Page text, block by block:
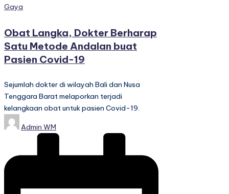
Posted
Gaya
Obat Langka, Dokter Berharap
Satu Metode Andalan buat
Pasien Covid-19
Sejumlah dokter di wilayah Bali dan Nusa
Tenggara Barat melaporkan terjadi
kelangkaan obat untuk pasien Covid-19.
Posted
by
Admin WM